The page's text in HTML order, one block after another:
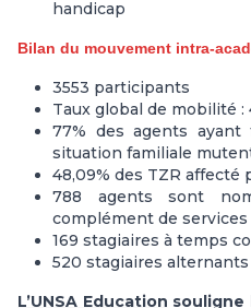
handicap
Bilan du mouvement intra-
3553 participants
Taux global de mobilité :
77% des agents
situation familiale
48,09% des TZR affecté
788 agents sont
complément de services
169 stagiaires à temps
520 stagiaires alternants
L’UNSA Education souligne